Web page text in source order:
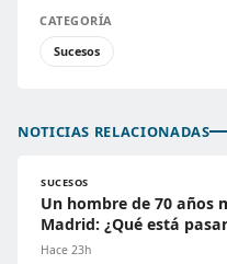
CATEGORÍA
Sucesos
NOTICIAS RELACIONADAS
SUCESOS
Un hombre de 70 años
Madrid: ¿Qué está
Hace 23h